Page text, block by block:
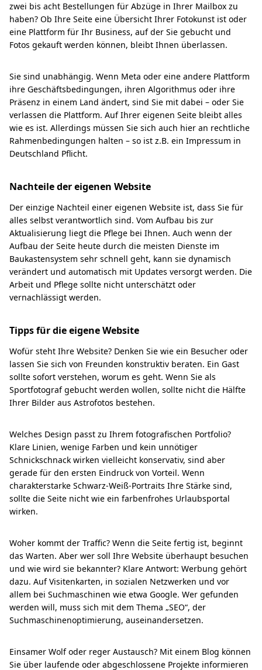
zwei bis acht Bestellungen für Abzüge in Ihrer Mailbox zu
haben? Ob Ihre Seite eine Übersicht Ihrer Fotokunst ist oder
eine Plattform für Ihr Business, auf der Sie gebucht und
Fotos gekauft werden können, bleibt Ihnen überlassen.
Sie sind unabhängig. Wenn Meta oder eine andere Plattform
ihre Geschäftsbedingungen, ihren Algorithmus oder ihre
Präsenz in einem Land ändert, sind Sie mit dabei – oder Sie
verlassen die Plattform. Auf Ihrer eigenen Seite bleibt alles
wie es ist. Allerdings müssen Sie sich auch hier an rechtliche
Rahmenbedingungen halten – so ist z.B. ein Impressum in
Deutschland Pflicht.
Nachteile der eigenen Website
Der einzige Nachteil einer eigenen Website ist, dass Sie für
alles selbst verantwortlich sind. Vom Aufbau bis zur
Aktualisierung liegt die Pflege bei Ihnen. Auch wenn der
Aufbau der Seite heute durch die meisten Dienste im
Baukastensystem sehr schnell geht, kann sie dynamisch
verändert und automatisch mit Updates versorgt werden. Die
Arbeit und Pflege sollte nicht unterschätzt oder
vernachlässigt werden.
Tipps für die eigene Website
Wofür steht Ihre Website? Denken Sie wie ein Besucher oder
lassen Sie sich von Freunden konstruktiv beraten. Ein Gast
sollte sofort verstehen, worum es geht. Wenn Sie als
Sportfotograf gebucht werden wollen, sollte nicht die Hälfte
Ihrer Bilder aus Astrofotos bestehen.
Welches Design passt zu Ihrem fotografischen Portfolio?
Klare Linien, wenige Farben und kein unnötiger
Schnickschnack wirken vielleicht konservativ, sind aber
gerade für den ersten Eindruck von Vorteil. Wenn
charakterstarke Schwarz-Weiß-Portraits Ihre Stärke sind,
sollte die Seite nicht wie ein farbenfrohes Urlaubsportal
wirken.
Woher kommt der Traffic? Wenn die Seite fertig ist, beginnt
das Warten. Aber wer soll Ihre Website überhaupt besuchen
und wie wird sie bekannter? Klare Antwort: Werbung gehört
dazu. Auf Visitenkarten, in sozialen Netzwerken und vor
allem bei Suchmaschinen wie etwa Google. Wer gefunden
werden will, muss sich mit dem Thema „SEO“, der
Suchmaschinenoptimierung, auseinandersetzen.
Einsamer Wolf oder reger Austausch? Mit einem Blog können
Sie über laufende oder abgeschlossene Projekte informieren